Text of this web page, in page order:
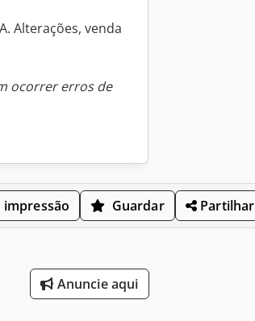
Alterações, venda
ocorrer erros de
impressão Guardar Partilhar
Anuncie aqui